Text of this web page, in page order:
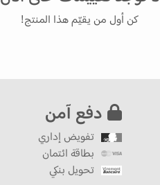
كن أول من يقيّم هذا المنتج!
دفع آمن
تفويض إداري
بطاقة ائتمان
تحويل بنكي